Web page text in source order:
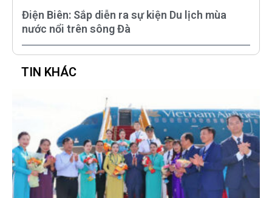
Điện Biên: Sắp diễn ra sự kiện Du lịch mùa
nước nổi trên sông Đà
TIN KHÁC